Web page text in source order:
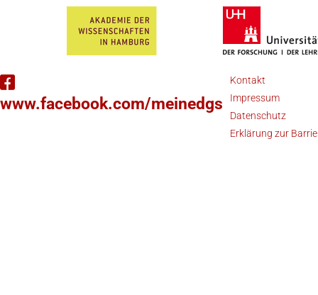
www.facebook.com/meinedgs
Kontakt
Impressum
Datenschutz
Erklärung zur